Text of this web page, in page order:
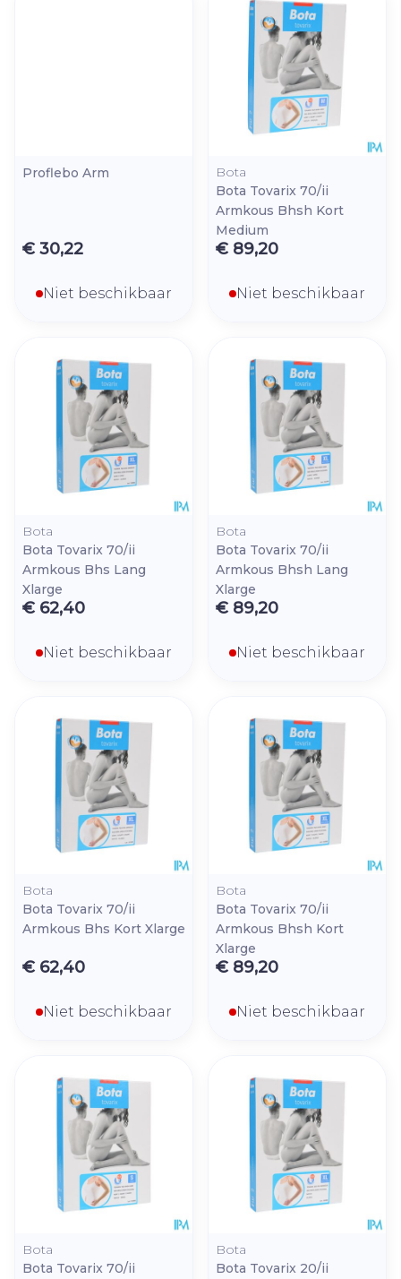
Proflebo Arm
€ 30,22
Niet beschikbaar
Bota
Bota Tovarix 70/ii
Armkous Bhsh Kort
Medium
€ 89,20
Niet beschikbaar
Bota
Bota Tovarix 70/ii
Armkous Bhs Lang
Xlarge
€ 62,40
Niet beschikbaar
Bota
Bota Tovarix 70/ii
Armkous Bhsh Lang
Xlarge
€ 89,20
Niet beschikbaar
Bota
Bota Tovarix 70/ii
Armkous Bhs Kort Xlarge
€ 62,40
Niet beschikbaar
Bota
Bota Tovarix 70/ii
Armkous Bhsh Kort
Xlarge
€ 89,20
Niet beschikbaar
Bota
Bota Tovarix 70/ii
Bota
Bota Tovarix 20/ii